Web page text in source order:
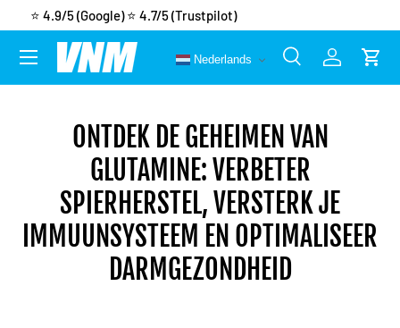
Ga naar inhoud
📦Gratis verzending
Zoeken
ZoekenInloggen
Nederlands
Menu
ONTDEK DE GEHEIMEN VAN
GLUTAMINE: VERBETER
SPIERHERSTEL, VERSTERK JE
IMMUUNSYSTEEM EN OPTIMALISEER
DARMGEZONDHEID